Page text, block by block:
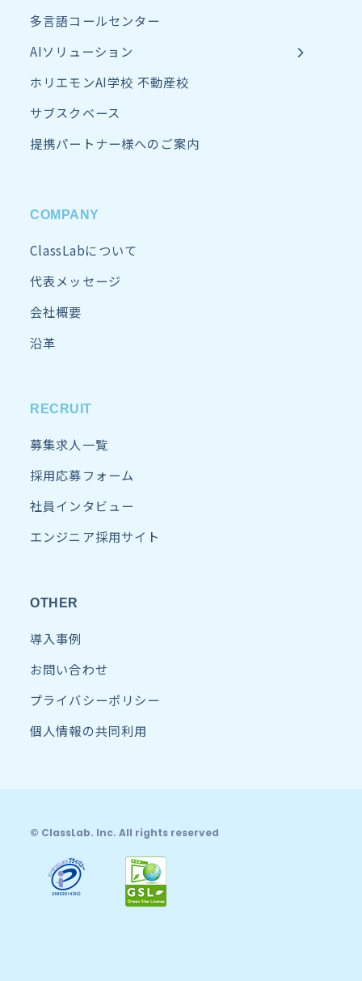
多言語コールセンター
AIソリューション
ホリエモンAI学校 不動産校
サブスクベース
提携パートナー様へのご案内
COMPANY
ClassLabについて
代表メッセージ
会社概要
沿革
RECRUIT
募集求人一覧
採用応募フォーム
社員インタビュー
エンジニア採用サイト
OTHER
導入事例
お問い合わせ
プライバシーポリシー
個人情報の共同利用
© ClassLab. Inc. All rights reserved